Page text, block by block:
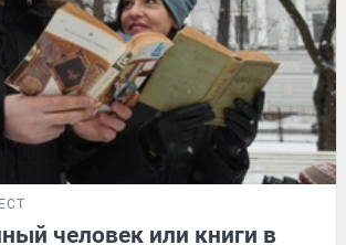
человек или книги в